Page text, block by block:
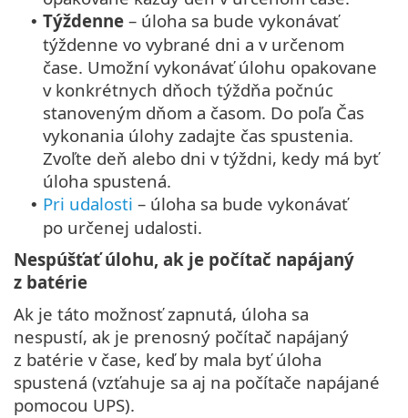
• Týždenne – úloha sa bude vykonávať
týždenne vo vybrané dni a v určenom
čase. Umožní vykonávať úlohu opakovane
v konkrétnych dňoch týždňa počnúc
stanoveným dňom a časom. Do poľa Čas
vykonania úlohy zadajte čas spustenia.
Zvoľte deň alebo dni v týždni, kedy má byť
úloha spustená.
• Pri udalosti – úloha sa bude vykonávať
po určenej udalosti.
Nespúšťať úlohu, ak je počítač napájaný
z batérie
Ak je táto možnosť zapnutá, úloha sa
nespustí, ak je prenosný počítač napájaný
z batérie v čase, keď by mala byť úloha
spustená (vzťahuje sa aj na počítače napájané
pomocou UPS).